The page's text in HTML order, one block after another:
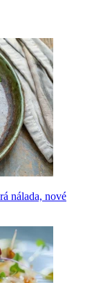
nálada, nové